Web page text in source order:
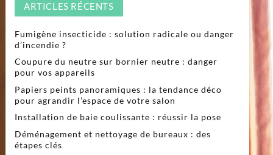
ARTICLES RÉCENTS
Fumigène insecticide : solution radicale ou danger
d’incendie ?
Coupure du neutre sur bornier neutre : danger
pour vos appareils
Papiers peints panoramiques : la tendance déco
pour agrandir l’espace de votre salon
Installation de baie coulissante : réussir la pose
Déménagement et nettoyage de bureaux : des
étapes clés